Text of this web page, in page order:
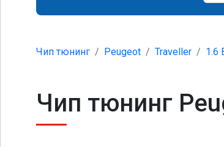
Чип тюнинг Peugeot Traveller 1.6
Чип тюнинг